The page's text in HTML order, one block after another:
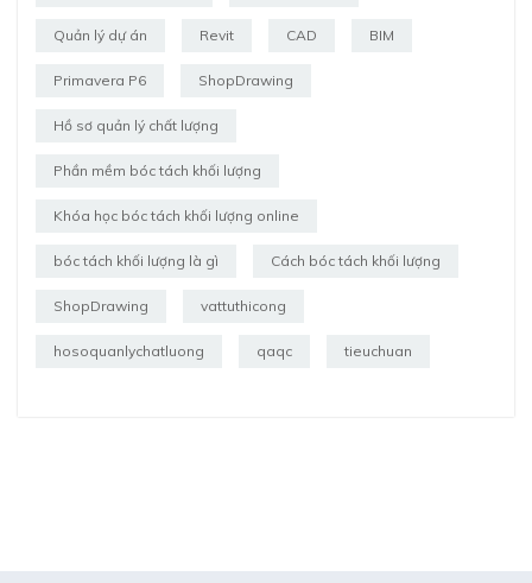
Quản lý dự án Revit CAD BIM
Primavera P6 ShopDrawing
Hồ sơ quản lý chất lượng
Phần mềm bóc tách khối lượng
Khóa học bóc tách khối lượng online
bóc tách khối lượng là gì Cách bóc tách khối lượng
ShopDrawing vattuthicong
hosoquanlychatluong qaqc tieuchuan